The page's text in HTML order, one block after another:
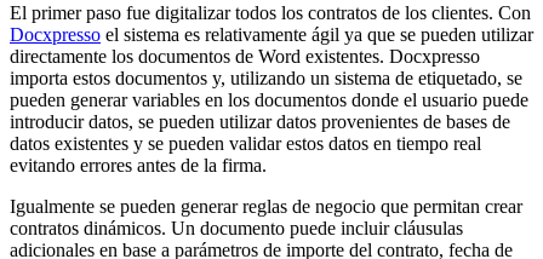
El primer paso fue digitalizar todos los contratos de los clientes. Con
Docxpresso el sistema es relativamente ágil ya que se pueden utilizar
directamente los documentos de Word existentes. Docxpresso
importa estos documentos y, utilizando un sistema de etiquetado, se
pueden generar variables en los documentos donde el usuario puede
introducir datos, se pueden utilizar datos provenientes de bases de
datos existentes y se pueden validar estos datos en tiempo real
evitando errores antes de la firma.
Igualmente se pueden generar reglas de negocio que permitan crear
contratos dinámicos. Un documento puede incluir cláusulas
adicionales en base a parámetros de importe del contrato, fecha de